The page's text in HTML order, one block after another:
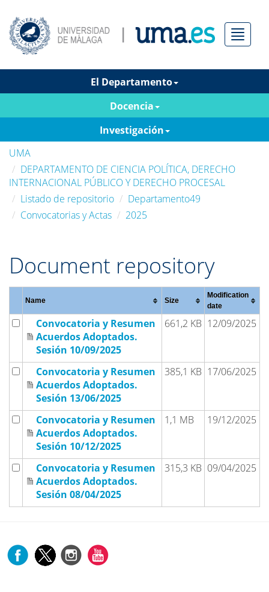
Menú
El Departamento
Docencia
Investigación
UMA
DEPARTAMENTO DE CIENCIA POLÍTICA, DERECHO
INTERNACIONAL PÚBLICO Y DERECHO PROCESAL
Listado de repositorio
Departamento49
Convocatorias y Actas
2025
Document repository
Name Size
Modification
date
Convocatoria y Resumen
Acuerdos Adoptados.
Sesión 10/09/2025
661,2 KB 12/09/2025
Convocatoria y Resumen
Acuerdos Adoptados.
Sesión 13/06/2025
385,1 KB 17/06/2025
Convocatoria y Resumen
Acuerdos Adoptados.
Sesión 10/12/2025
1,1 MB 19/12/2025
Convocatoria y Resumen
Acuerdos Adoptados.
Sesión 08/04/2025
315,3 KB 09/04/2025